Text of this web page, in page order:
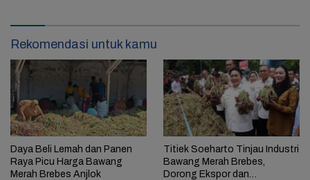
Rekomendasi untuk kamu
Daya Beli Lemah dan Panen
Raya Picu Harga Bawang
Merah Brebes Anjlok
Titiek Soeharto Tinjau Industri
Bawang Merah Brebes,
Dorong Ekspor dan